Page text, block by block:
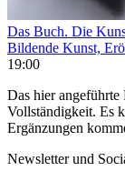
Das Buch. Die
Bildende Kunst,
19:00
Das hier
Vollständigkeit. Es
Ergänzungen
Newsletter und